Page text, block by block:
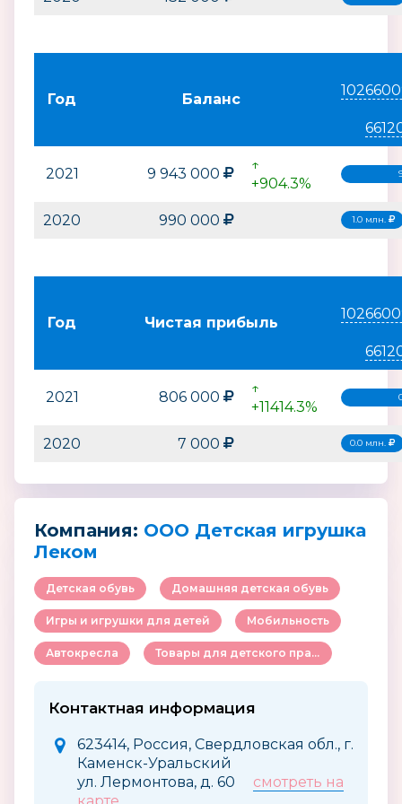
Год Баланс
2021 9 943 000
↑
+904.3%
2020 990 000 1.0 млн.
Год Чистая прибыль
2021 806 000
↑
+11414.3%
2020 7 000 0.0 млн.
Компания: ООО Детская игрушка
Леком
Детская обувь Домашняя детская обувь
Игры и игрушки для детей Мобильность
Автокресла Товары для детского праздника
Контактная информация
623414, Россия, Свердловская обл., г.
Каменск-Уральский
ул. Лермонтова, д. 60 смотреть на